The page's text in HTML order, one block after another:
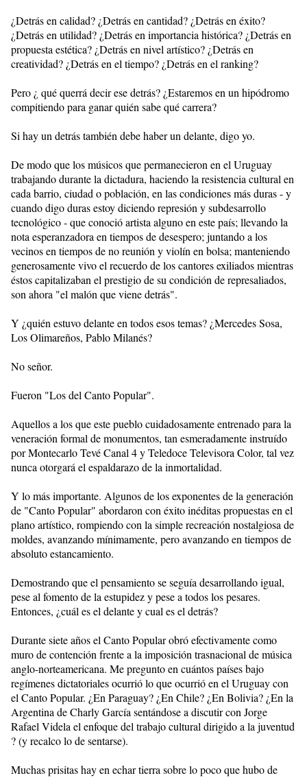
¿Detrás en calidad? ¿Detrás en cantidad? ¿Detrás en éxito?
¿Detrás en utilidad? ¿Detrás en importancia histórica? ¿Detrás en
propuesta estética? ¿Detrás en nivel artístico? ¿Detrás en
creatividad? ¿Detrás en el tiempo? ¿Detrás en el ranking?
Pero ¿ qué querrá decir ese detrás? ¿Estaremos en un hipódromo
compitiendo para ganar quién sabe qué carrera?
Si hay un detrás también debe haber un delante, digo yo.
De modo que los músicos que permanecieron en el Uruguay
trabajando durante la dictadura, haciendo la resistencia cultural en
cada barrio, ciudad o población, en las condiciones más duras - y
cuando digo duras estoy diciendo represión y subdesarrollo
tecnológico - que conoció artista alguno en este país; llevando la
nota esperanzadora en tiempos de desespero; juntando a los
vecinos en tiempos de no reunión y violín en bolsa; manteniendo
generosamente vivo el recuerdo de los cantores exiliados mientras
éstos capitalizaban el prestigio de su condición de represaliados,
son ahora "el malón que viene detrás".
Y ¿quién estuvo delante en todos esos temas? ¿Mercedes Sosa,
Los Olimareños, Pablo Milanés?
No señor.
Fueron "Los del Canto Popular".
Aquellos a los que este pueblo cuidadosamente entrenado para la
veneración formal de monumentos, tan esmeradamente instruído
por Montecarlo Tevé Canal 4 y Teledoce Televisora Color, tal vez
nunca otorgará el espaldarazo de la inmortalidad.
Y lo más importante. Algunos de los exponentes de la generación
de "Canto Popular" abordaron con éxito inéditas propuestas en el
plano artístico, rompiendo con la simple recreación nostalgiosa de
moldes, avanzando mínimamente, pero avanzando en tiempos de
absoluto estancamiento.
Demostrando que el pensamiento se seguía desarrollando igual,
pese al fomento de la estupidez y pese a todos los pesares.
Entonces, ¿cuál es el delante y cual es el detrás?
Durante siete años el Canto Popular obró efectivamente como
muro de contención frente a la imposición trasnacional de música
anglo-norteamericana. Me pregunto en cuántos países bajo
regímenes dictatoriales ocurrió lo que ocurrió en el Uruguay con
el Canto Popular. ¿En Paraguay? ¿En Chile? ¿En Bolivia? ¿En la
Argentina de Charly García sentándose a discutir con Jorge
Rafael Videla el enfoque del trabajo cultural dirigido a la juventud
? (y recalco lo de sentarse).
Muchas prisitas hay en echar tierra sobre lo poco que hubo de